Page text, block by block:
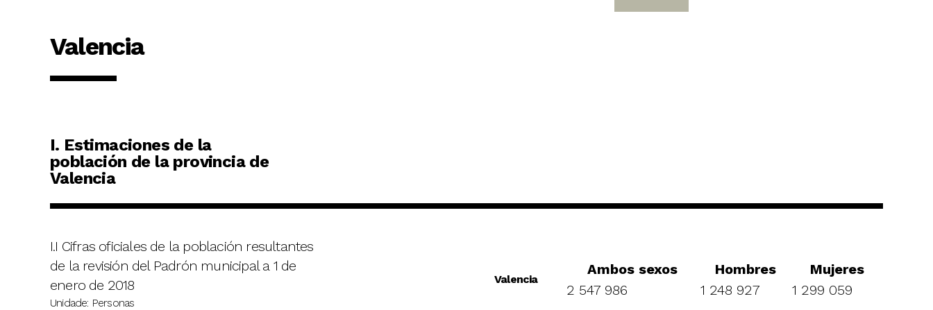
Valencia
I. Estimaciones de la
población de la provincia de
Valencia
I.I Cifras oficiales de la población resultantes
de la revisión del Padrón municipal a 1 de
enero de 2018
Unidade: Personas
Valencia
Ambos sexos Hombres
Mujeres
2 547 986
1 248 927 1 299 059